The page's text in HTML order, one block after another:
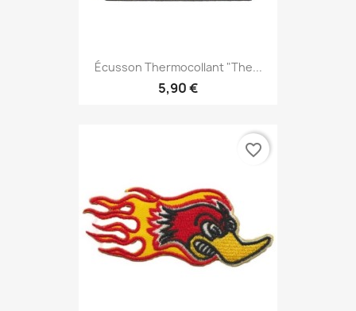
Écusson Thermocollant "The...
5,90 €
favorite_border